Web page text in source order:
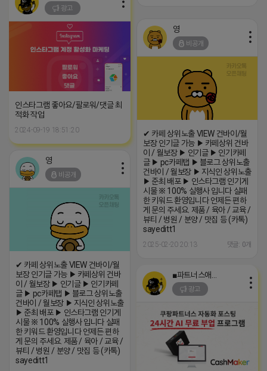
광고
인스타그램 좋아요/팔로워/댓글 최
적화 작업
2024-09-19 18:51:20
영
비공개
✔ 카페 상위노출 VIEW 건바이/월
보장 인기글 가능 ▶ 카페상위 건바
이 / 월보장 ▶ 인기글 ▶ 인기카페
글 ▶ pc카페탭 ▶ 블로그 상위노출
건바이 / 월보장 ▶ 지식인 상위노출
▶ 준최 배포 ▶ 인스타그램 인기게
시물 ※ 100% 실행사 입니다 실패
한 키워드 환영입니다 언제든 편하
게 문의 주세요. 제품 / 육아 / 교육 /
뷰티 / 병원 / 분양 / 맛집 등 (카톡)
sayeditt1
2025-02-20 20:13 댓글: 0개
영
비공개
✔ 카페 상위노출 VIEW 건바이/월
보장 인기글 가능 ▶ 카페상위 건바
이 / 월보장 ▶ 인기글 ▶ 인기카페
글 ▶ pc카페탭 ▶ 블로그 상위노출
건바이 / 월보장 ▶ 지식인 상위노출
▶ 준최 배포 ▶ 인스타그램 인기게
시물 ※ 100% 실행사 입니다 실패
한 키워드 환영입니다 언제든 편하
게 문의 주세요. 제품 / 육아 / 교육 /
뷰티 / 병원 / 분양 / 맛집 등 (카톡)
sayeditt1
광고